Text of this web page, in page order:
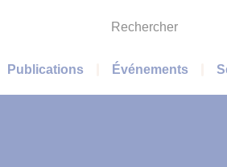
Rechercher
Publications Événements